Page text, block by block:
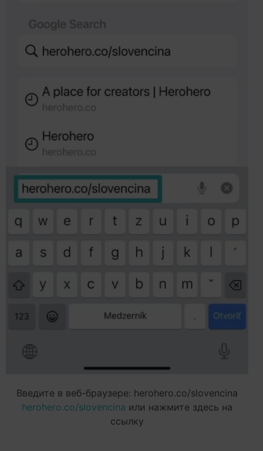
Введите в веб-браузере: herohero.co/slovencina
herohero.co/slovencina или нажмите здесь на
ссылку